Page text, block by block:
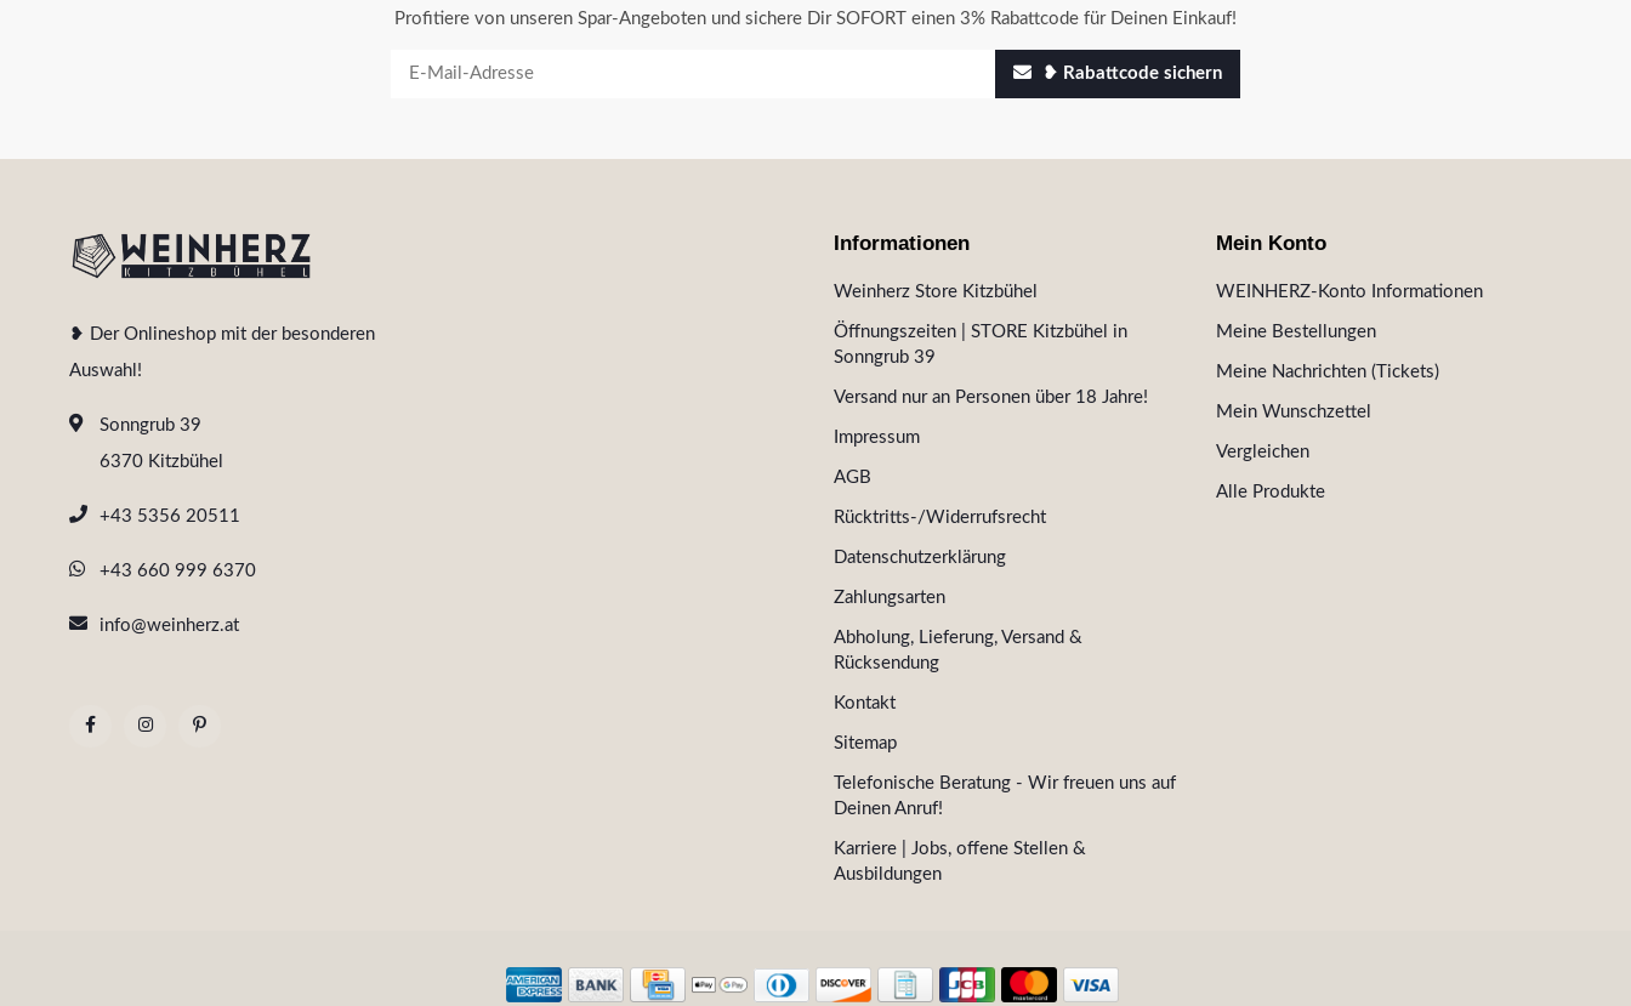
Profitiere von unseren Spar-Angeboten und sichere Dir SOFORT einen 3% Rabattcode für Deinen Einkauf!
❥ Rabattcode sichern
❥ Der Onlineshop mit der besonderen
Auswahl!
Sonngrub 39
6370 Kitzbühel
+43 5356 20511
+43 660 999 6370
info@weinherz.at
Informationen
Weinherz Store Kitzbühel
Öffnungszeiten | STORE Kitzbühel in
Sonngrub 39
Versand nur an Personen über 18 Jahre!
Impressum
AGB
Rücktritts-/Widerrufsrecht
Datenschutzerklärung
Zahlungsarten
Abholung, Lieferung, Versand &
Rücksendung
Kontakt
Sitemap
Telefonische Beratung - Wir freuen uns auf
Deinen Anruf!
Karriere | Jobs, offene Stellen &
Ausbildungen
Mein Konto
WEINHERZ-Konto Informationen
Meine Bestellungen
Meine Nachrichten (Tickets)
Mein Wunschzettel
Vergleichen
Alle Produkte